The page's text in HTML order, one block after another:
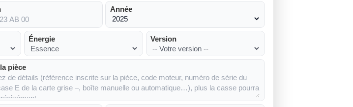
Année
Énergie Version
pièce